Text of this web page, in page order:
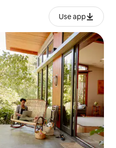
Use app